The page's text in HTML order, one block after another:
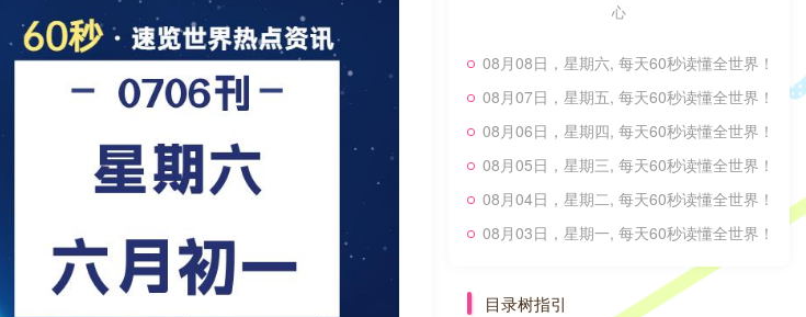
心
08月08日，星期六, 每天60秒读懂全世界！
08月07日，星期五, 每天60秒读懂全世界！
08月06日，星期四, 每天60秒读懂全世界！
08月05日，星期三, 每天60秒读懂全世界！
08月04日，星期二, 每天60秒读懂全世界！
08月03日，星期一, 每天60秒读懂全世界！
目录树指引